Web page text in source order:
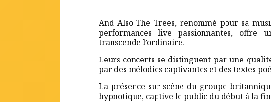
And Also The Trees, renommé pour sa
performances live passionnantes, offre
transcende l’ordinaire.
Leurs concerts se distinguent par une
par des mélodies captivantes et des textes
La présence sur scène du groupe
hypnotique, captive le public du début à la